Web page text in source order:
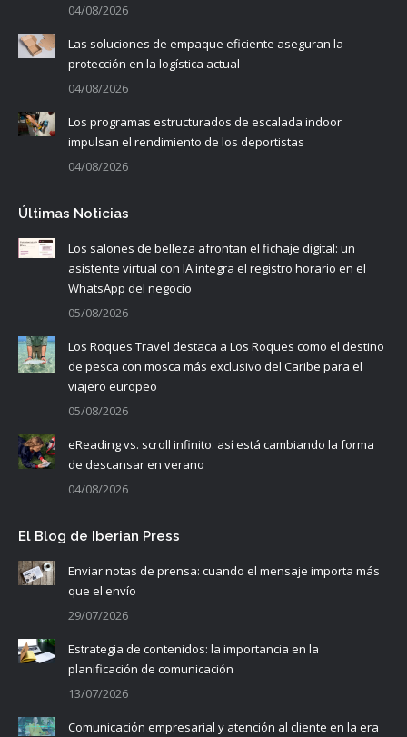
04/08/2026
Las soluciones de empaque eficiente aseguran la
protección en la logística actual
04/08/2026
Los programas estructurados de escalada indoor
impulsan el rendimiento de los deportistas
04/08/2026
Últimas Noticias
Los salones de belleza afrontan el fichaje digital: un
asistente virtual con IA integra el registro horario en el
WhatsApp del negocio
05/08/2026
Los Roques Travel destaca a Los Roques como el destino
de pesca con mosca más exclusivo del Caribe para el
viajero europeo
05/08/2026
eReading vs. scroll infinito: así está cambiando la forma
de descansar en verano
04/08/2026
El Blog de Iberian Press
Enviar notas de prensa: cuando el mensaje importa más
que el envío
29/07/2026
Estrategia de contenidos: la importancia en la
planificación de comunicación
13/07/2026
Comunicación empresarial y atención al cliente en la era